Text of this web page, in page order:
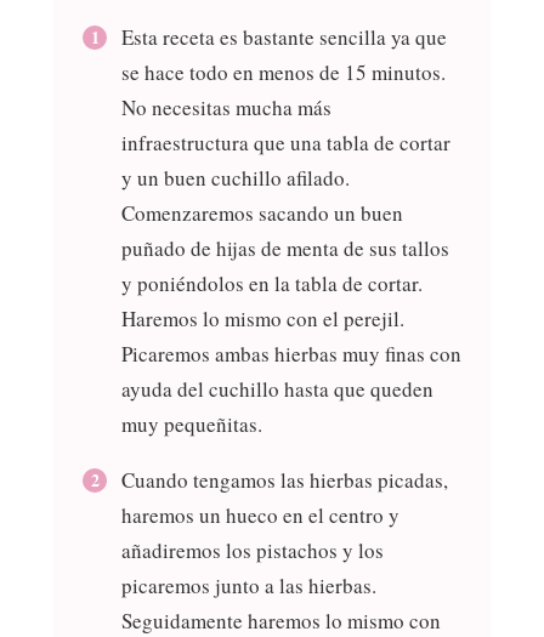
Esta receta es bastante sencilla ya que
se hace todo en menos de 15 minutos.
No necesitas mucha más
infraestructura que una tabla de cortar
y un buen cuchillo afilado.
Comenzaremos sacando un buen
puñado de hijas de menta de sus tallos
y poniéndolos en la tabla de cortar.
Haremos lo mismo con el perejil.
Picaremos ambas hierbas muy finas con
ayuda del cuchillo hasta que queden
muy pequeñitas.
Cuando tengamos las hierbas picadas,
haremos un hueco en el centro y
añadiremos los pistachos y los
picaremos junto a las hierbas.
Seguidamente haremos lo mismo con